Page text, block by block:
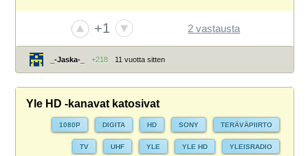
+1 2 vastausta
_-Jaska-_ +218 11 vuotta sitten
Yle HD -kanavat katosivat
1080P DIGITA HD SONY TERÄVÄPIIRTO
TV UHF YLE YLE HD YLEISRADIO